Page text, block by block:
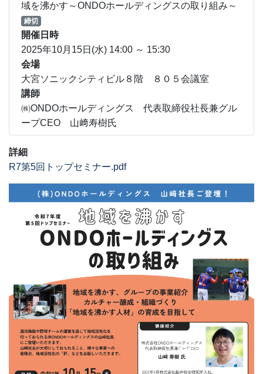
域を沸かす～ONDOホールディングスの取り組み～
締切
開催日時
2025年10月15日(水) 14:00 ～ 15:30
会場
大宮ソニックシティビル８階 ８０５会議室
講師
㈱ONDOホールディングス 代表取締役社長兼グル
ープCEO 山﨑寿樹氏
詳細
R7第5回トップセミナー.pdf